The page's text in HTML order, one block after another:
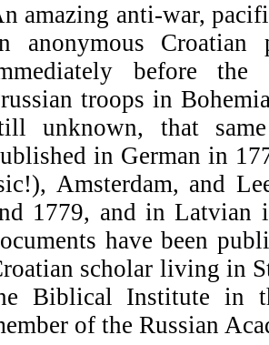
amazing anti-war,
anonymous Croatian
before the
troops in
unknown, that
in German in
Amsterdam, and
1779, and in Latvian
have been
scholar living in
Biblical Institute in
of the Russian